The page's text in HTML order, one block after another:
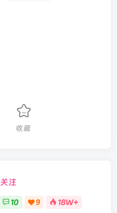
收藏
关注
10 9 18W+